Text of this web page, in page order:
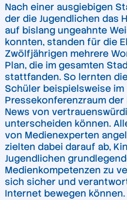
Nach einer ausgiebigen
der die Jugendlichen das
auf bislang ungeahnte
konnten, standen für die
Zwölfjährigen mehrere
Plan, die im gesamten
stattfanden. So lernten
Schüler beispielsweise im
Pressekonferenzraum der
News von
unterscheiden können.
von Medienexperten
zielten dabei darauf ab,
Jugendlichen
Medienkompetenzen zu
sich sicher und
Internet bewegen können.